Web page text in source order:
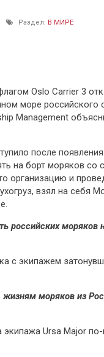
Раздел: В МИРЕ
Oslo Carrier 3
море российского
Management
после
на борт моряков со
организацию и
взял на себя
российских
с экипажем
моряков из
Ursa Major